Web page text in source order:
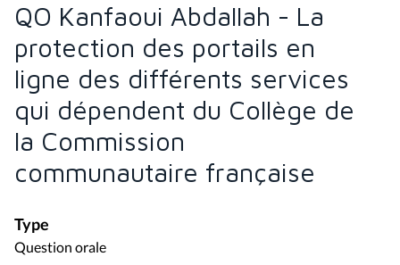
QO Kanfaoui Abdallah - La
protection des portails en
ligne des différents services
qui dépendent du Collège de
la Commission
communautaire française
Type
Question orale